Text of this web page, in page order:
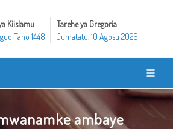
Kiislamu
Tano 1448
Tarehe ya Gregoria
Jumatatu, 10 Agosti 2026
ambaye